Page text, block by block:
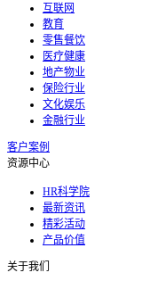
互联网
教育
零售餐饮
医疗健康
地产物业
保险行业
文化娱乐
金融行业
客户案例
资源中心
HR科学院
最新资讯
精彩活动
产品价值
关于我们